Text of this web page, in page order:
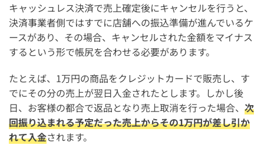
キャッシュレス決済で売上確定後にキャンセルを行うと、
決済事業者側ではすでに店舗への振込準備が進んでいるケ
ースがあり、その場合、キャンセルされた金額をマイナス
するという形で帳尻を合わせる必要があります。
たとえば、1万円の商品をクレジットカードで販売し、す
でにその分の売上が翌日入金されたとします。しかし後
日、お客様の都合で返品となり売上取消を行った場合、 次
回振り込まれる予定だった売上からその1万円が差し引か
れて入金されます。